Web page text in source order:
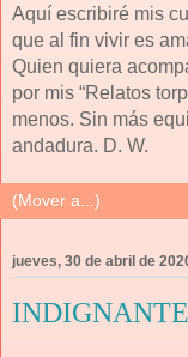
Aquí escribiré mis
que al fin vivir es
Quien quiera
por mis “Relatos
menos. Sin más
andadura. D. W.
jueves, 30 de abril de
INDIGNANTE